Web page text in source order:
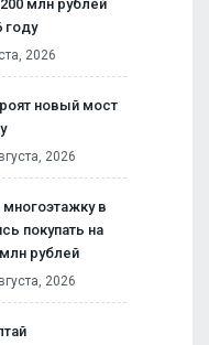
млн рублей
году
2026
новый мост
2026
в
покупать на
рублей
2026